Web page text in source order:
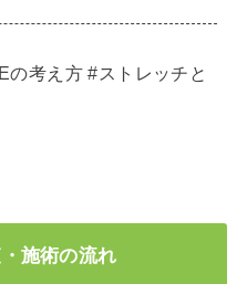
考え方 #ストレッチと
施術の流れ